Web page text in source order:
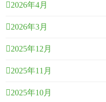
2026年4月
2026年3月
2025年12月
2025年11月
2025年10月